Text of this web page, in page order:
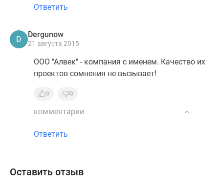
Ответить
D
Dergunow
21 августа 2015
ООО "Алвек" - компания с именем. Качество их
проектов сомнения не вызывает!
0 0
комментарии
Ответить
Оставить отзыв